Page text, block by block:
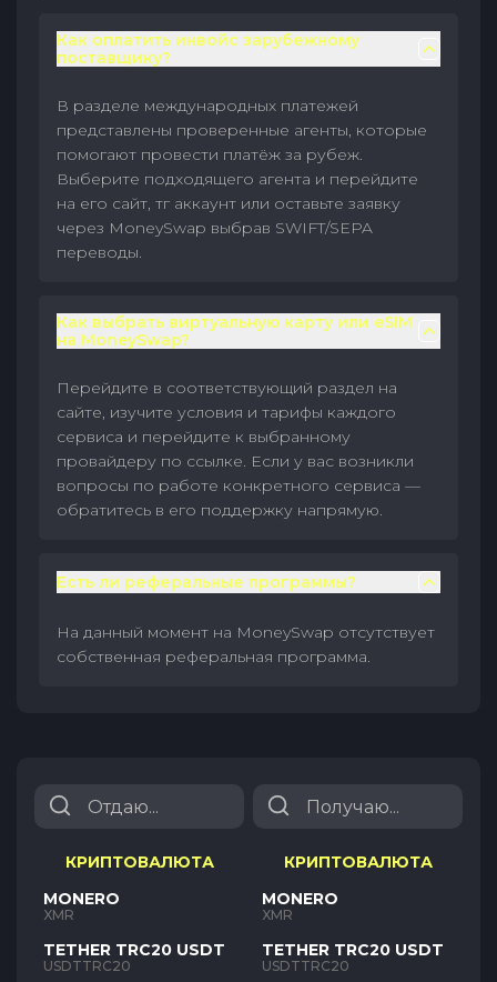
Как оплатить инвойс зарубежному
поставщику?
В разделе международных платежей
представлены проверенные агенты, которые
помогают провести платёж за рубеж.
Выберите подходящего агента и перейдите
на его сайт, тг аккаунт или оставьте заявку
через MoneySwap выбрав SWIFT/SEPA
переводы.
Как выбрать виртуальную карту или eSIM
на MoneySwap?
Перейдите в соответствующий раздел на
сайте, изучите условия и тарифы каждого
сервиса и перейдите к выбранному
провайдеру по ссылке. Если у вас возникли
вопросы по работе конкретного сервиса —
обратитесь в его поддержку напрямую.
Есть ли реферальные программы?
На данный момент на MoneySwap отсутствует
собственная реферальная программа.
КРИПТОВАЛЮТА
MONERO
XMR
TETHER TRC20 USDT
USDTTRC20
КРИПТОВАЛЮТА
MONERO
XMR
TETHER TRC20 USDT
USDTTRC20